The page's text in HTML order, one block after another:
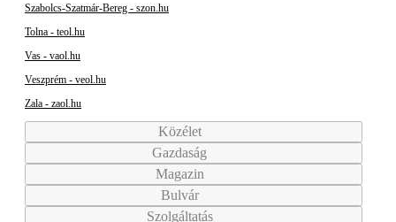
Szabolcs-Szatmár-Bereg - szon.hu
Tolna - teol.hu
Vas - vaol.hu
Veszprém - veol.hu
Zala - zaol.hu
Közélet
Gazdaság
Magazin
Bulvár
Szolgáltatás